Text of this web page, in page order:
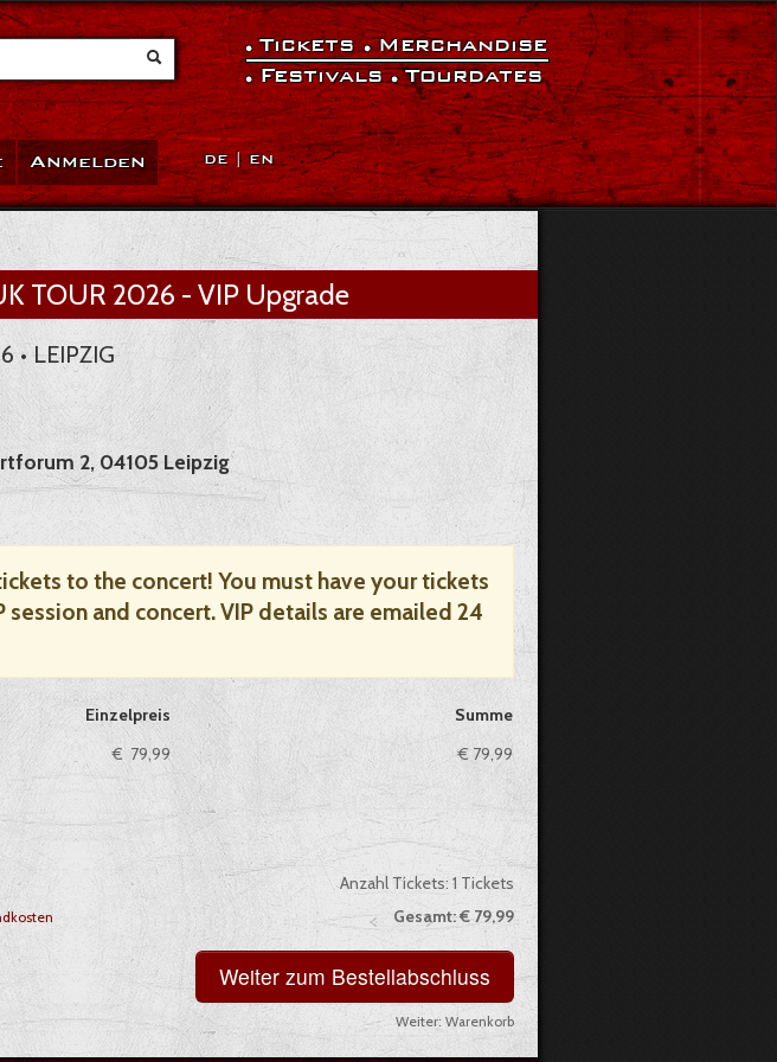
DE|EN
Anmelden
Tickets Merchandise
Festivals
Tourdates
TOUR 2026 - VIP Upgrade
• LEIPZIG
2, 04105 Leipzig
to the concert! You must have your tickets
and concert. VIP details are emailed 24
Einzelpreis
Summe
€ 79,99 € 79,99
Anzahl Tickets: 1 Tickets
Gesamt:€ 79,99
Weiter: Warenkorb